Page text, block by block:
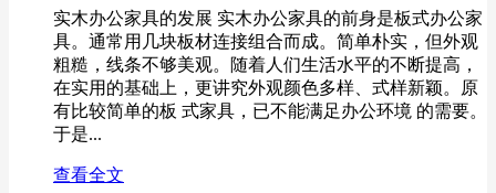
实木办公家具的发展 实木办公家具的前身是板式办公家
具。通常用几块板材连接组合而成。简单朴实，但外观
粗糙，线条不够美观。随着人们生活水平的不断提高，
在实用的基础上，更讲究外观颜色多样、式样新颖。原
有比较简单的板 式家具，已不能满足办公环境 的需要。
于是...
查看全文